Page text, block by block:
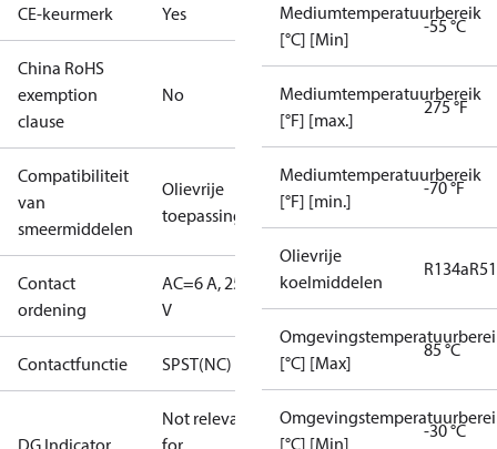
CE-keurmerk Yes
China RoHS
exemption
clause
No
Compatibiliteit
van
smeermiddelen
Olievrije
toepassingen
Contact
ordening
AC=6 A, 250
V
Contactfunctie SPST(NC)
DG Indicator
Not relevant
for
Mediumtemperatuurbereik
[°C] [Min]
-55 °C
Mediumtemperatuurbereik
[°F] [max.]
275 °F
Mediumtemperatuurbereik
[°F] [min.]
-70 °F
Olievrije
koelmiddelen
R134a
[°C] [Max]
85 °C
[°C] [Min]
-30 °C